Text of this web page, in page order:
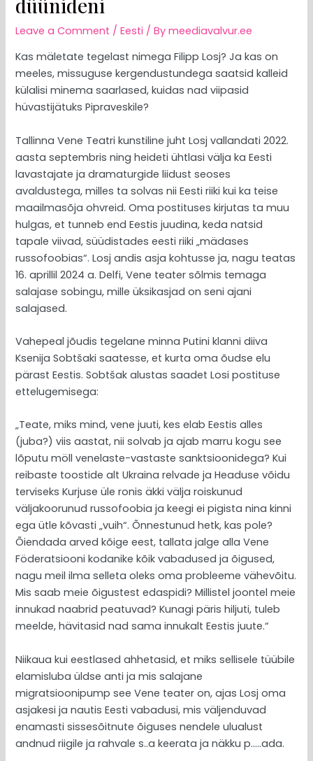
Leave a Comment /Eesti / Bymeediavalvur.ee
Kas mäletate tegelast nimega Filipp Losj? Ja kas on
meeles, missuguse kergendustundega saatsid kalleid
külalisi minema saarlased, kuidas nad viipasid
hüvastijätuks Pipraveskile?
Tallinna Vene Teatri kunstiline juht Losj vallandati 2022.
aasta septembris ning heideti ühtlasi välja ka Eesti
lavastajate ja dramaturgide liidust seoses
avaldustega, milles ta solvas nii Eesti riiki kui ka teise
maailmasõja ohvreid. Oma postituses kirjutas ta muu
hulgas, et tunneb end Eestis juudina, keda natsid
tapale viivad, süüdistades eesti riiki „mädases
russofoobias“. Losj andis asja kohtusse ja, nagu teatas
16. aprillil 2024 a. Delfi, Vene teater sõlmis temaga
salajase sobingu, mille üksikasjad on seni ajani
salajased.
Vahepeal jõudis tegelane minna Putini klanni diiva
Ksenija Sobtšaki saatesse, et kurta oma õudse elu
pärast Eestis. Sobtšak alustas saadet Losi postituse
ettelugemisega:
„Teate, miks mind, vene juuti, kes elab Eestis alles
(juba?) viis aastat, nii solvab ja ajab marru kogu see
lõputu möll venelaste-vastaste sanktsioonidega? Kui
reibaste toostide alt Ukraina relvade ja Headuse võidu
terviseks Kurjuse üle ronis äkki välja roiskunud
väljakoorunud russofoobia ja keegi ei pigista nina kinni
ega ütle kõvasti „vuih“. Õnnestunud hetk, kas pole?
Õiendada arved kõige eest, tallata jalge alla Vene
Föderatsiooni kodanike kõik vabadused ja õigused,
nagu meil ilma selleta oleks oma probleeme vähevõitu.
Mis saab meie õigustest edaspidi? Millistel joontel meie
innukad naabrid peatuvad? Kunagi päris hiljuti, tuleb
meelde, hävitasid nad sama innukalt Eestis juute.“
Niikaua kui eestlased ahhetasid, et miks sellisele tüübile
elamisluba üldse anti ja mis salajane
migratsioonipump see Vene teater on, ajas Losj oma
asjakesi ja nautis Eesti vabadusi, mis väljenduvad
enamasti sissesõitnute õiguses nendele ulualust
andnud riigile ja rahvale s..a keerata ja näkku p…..ada.